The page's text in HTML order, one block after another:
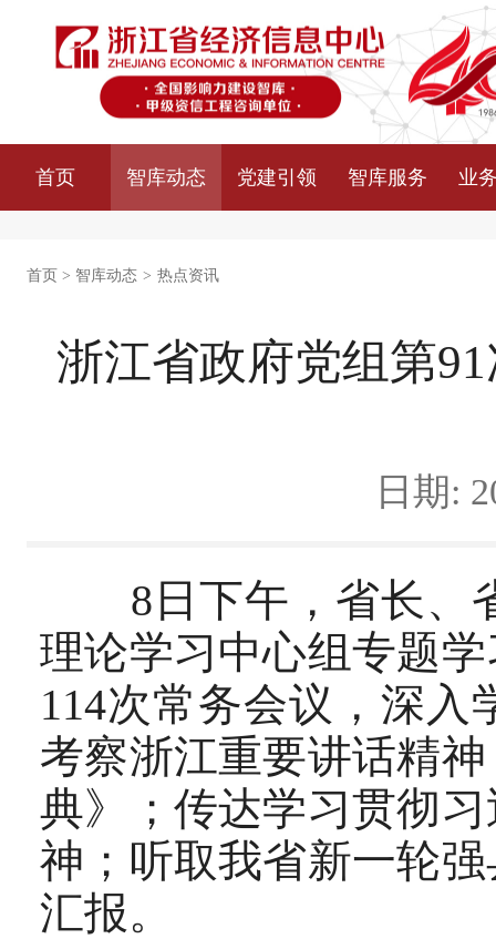
首页 智库动态 党建引领 智库服务 业
首页 > 智库动态 > 热点资讯
浙江省政府党组第
日期:
8日下午，省长、省
理论学习中心组专题
114次常务会议，深
考察浙江重要讲话精
典》；传达学习贯彻
神；听取我省新一轮
汇报。